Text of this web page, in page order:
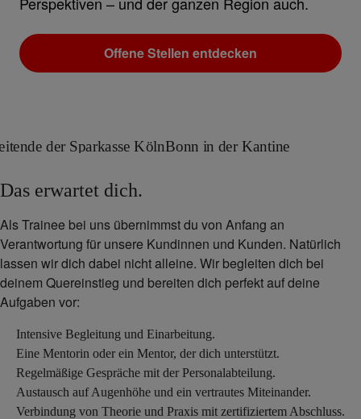
Offene Stellen entdecken
Das erwartet dich.
Als Trainee bei uns übernimmst du von Anfang an
Verantwortung für unsere Kundinnen und Kunden. Natürlich
lassen wir dich dabei nicht alleine. Wir begleiten dich bei
deinem Quereinstieg und bereiten dich perfekt auf deine
Aufgaben vor:
Intensive Begleitung und Einarbeitung.
Eine Mentorin oder ein Mentor, der dich unterstützt.
Regelmäßige Gespräche mit der Personalabteilung.
Austausch auf Augenhöhe und ein vertrautes Miteinander.
Verbindung von Theorie und Praxis mit zertifiziertem Abschluss.